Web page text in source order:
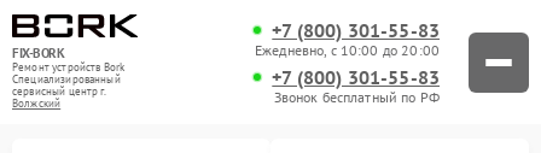
FIX-BORK
Ремонт устройств Bork
Специализированный
cервисный центр г.
Волжский
+7 (800) 301-55-83
Ежедневно, с 10:00 до 20:00
+7 (800) 301-55-83
Звонок бесплатный по РФ